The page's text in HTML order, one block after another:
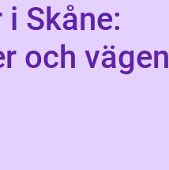
Skåne:
och vägen